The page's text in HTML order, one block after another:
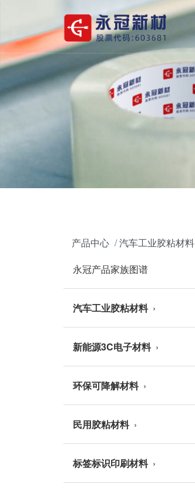
产品中心 汽车工业胶粘材料
永冠产品家族图谱
汽车工业胶粘材料
新能源3C电子材料
环保可降解材料
民用胶粘材料
标签标识印刷材料